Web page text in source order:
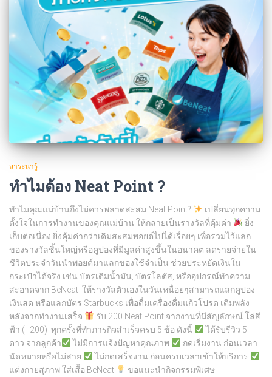
สาระน่ารู้
ทำไมต้อง Neat Point ?
ทำไมคุณแม่บ้านถึงไม่ควรพลาดสะสม Neat Point?
เปลี่ยนทุกความ
ตั้งใจในการทำงานของคุณแม่บ้าน ให้กลายเป็นรางวัลที่คุ้มค่า
ยิ่ง
เก็บต่อเนื่อง ยิ่งคุ้มค่ากว่าเดิมสะสมพอยต์ไปได้เรื่อยๆ เพื่อรวมไว้แลก
ของรางวัลชิ้นใหญ่หรือคูปองที่มีมูลค่าสูงขึ้นในอนาคต ลดรายจ่ายใน
ชีวิตประจำวันนำพอยต์มาแลกของใช้จำเป็น ช่วยประหยัดเงินใน
กระเป๋าได้จริง เช่น บัตรเติมน้ำมัน, บัตรโลตัส, หรืออุปกรณ์ทำความ
สะอาดจาก BeNeat ให้รางวัลตัวเองในวันเหนื่อยๆสามารถแลกคูปอง
เงินสด หรือแลกบัตร Starbucks เพื่อดื่มเครื่องดื่มแก้วโปรด เติมพลัง
หลังจากทำงานเสร็จ
รับ 200 Neat Point จากงานที่มีสัญลักษณ์ โล่สี
ฟ้า (+200) ทุกครั้งที่ทำภารกิจสำเร็จครบ 5 ข้อ ดังนี้
ได้รับรีวิว 5
ดาว จากลูกค้า
ไม่มีการแจ้งปัญหาคุณภาพ
กดเริ่มงาน ก่อนเวลา
นัดหมายหรือไม่สาย
ไม่กดเสร็จงาน ก่อนครบเวลาเข้าให้บริการ
แต่งกายสุภาพ ใส่เสื้อ BeNeat
ขอแนะนำกิจกรรมพิเศษ